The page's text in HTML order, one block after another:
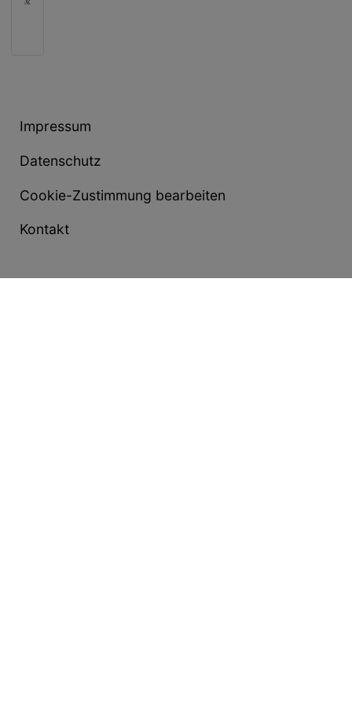
Impressum
Datenschutz
Cookie-Zustimmung bearbeiten
Kontakt